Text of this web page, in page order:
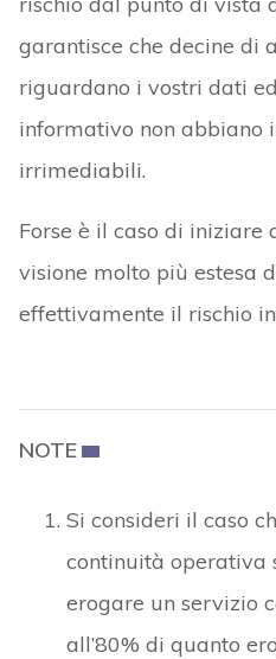
garantisce che decine di
riguardano i vostri dati
informativo non abbiano
irrimediabili.
Forse è il caso di iniziare
visione molto più estesa
effettivamente il rischio
NOTE
Si consideri il caso
continuità operativa
erogare un servizio
all’80% di quanto